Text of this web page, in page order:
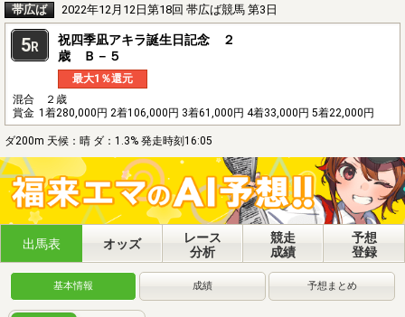
帯広ば 2022年12月12日第18回 帯広ば競馬 第3日
5R
祝四季凪アキラ誕生日記念 ２
歳 Ｂ－５
最大1％還元
混合 ２歳
賞金 1着280,000円 2着106,000円 3着61,000円 4着33,000円 5着22,000円
ダ200m 天候：晴 ダ：1.3% 発走時刻16:05
出馬表 オッズ
レース
分析
競走
成績
予想
登録
基本情報 成績 予想まとめ